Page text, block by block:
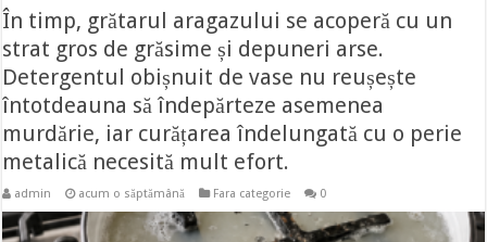
În timp, grătarul aragazului se acoperă cu un
strat gros de grăsime și depuneri arse.
Detergentul obișnuit de vase nu reușește
întotdeauna să îndepărteze asemenea
murdărie, iar curățarea îndelungată cu o perie
metalică necesită mult efort.
admin acum o săptămână Fara categorie 0